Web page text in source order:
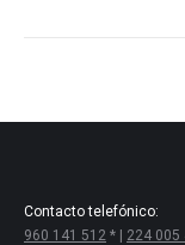
Contacto telefónico:
960 141 512 * | 224 005